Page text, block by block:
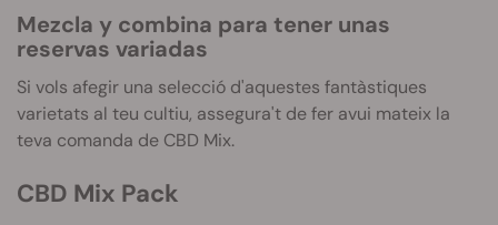
Mezcla y combina para tener unas
reservas variadas
Si vols afegir una selecció d'aquestes fantàstiques
varietats al teu cultiu, assegura't de fer avui mateix la
teva comanda de CBD Mix.
CBD Mix Pack